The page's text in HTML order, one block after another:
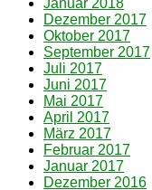
Januar 2018
Dezember 2017
Oktober 2017
September 2017
Juli 2017
Juni 2017
Mai 2017
April 2017
März 2017
Februar 2017
Januar 2017
Dezember 2016